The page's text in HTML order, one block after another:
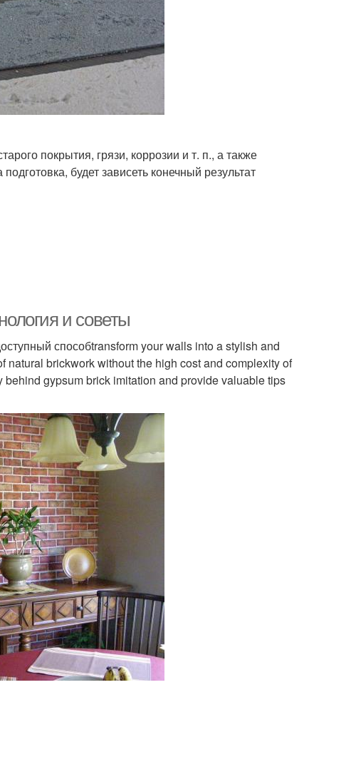
покрытия, грязи, коррозии и т. п., а также
будет зависеть конечный результат
и советы
способtransform your walls into a stylish and
brickwork without the high cost and complexity of
gypsum brick imitation and provide valuable tips